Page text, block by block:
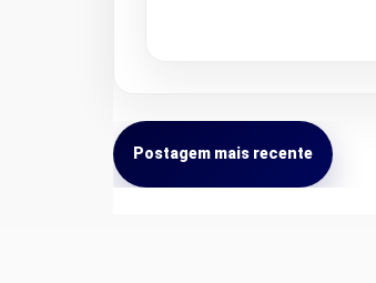
Postagem mais recente